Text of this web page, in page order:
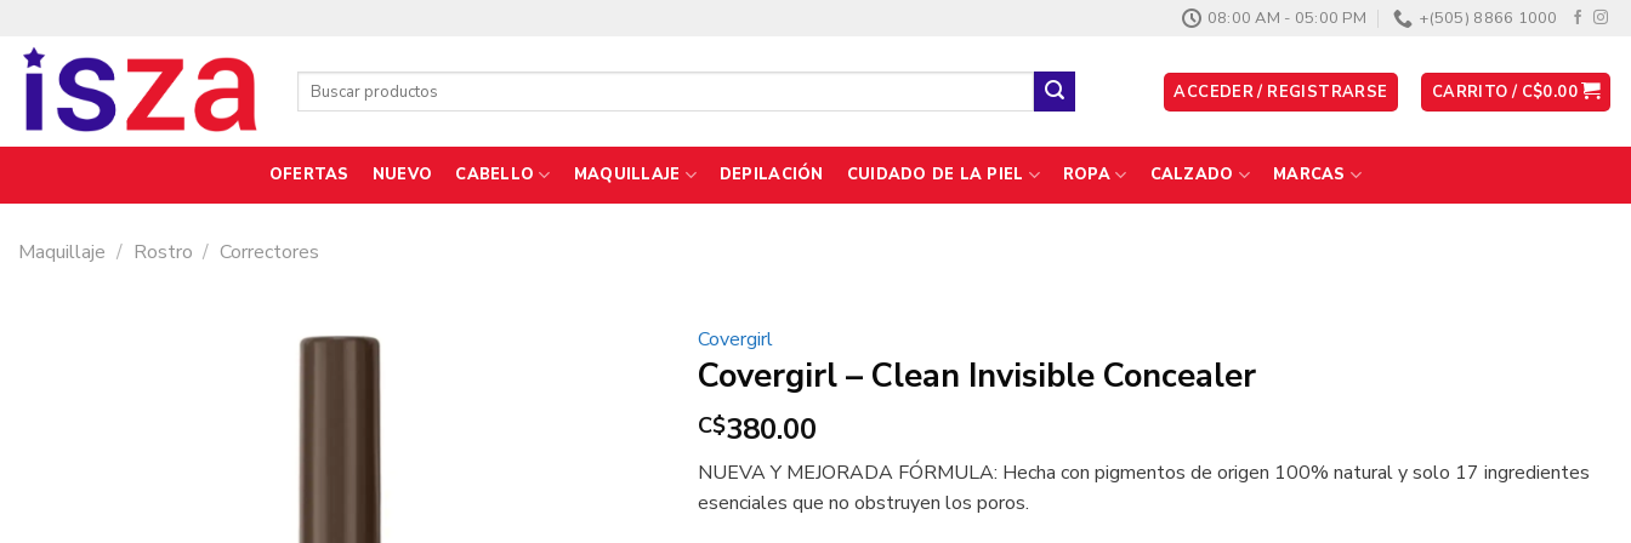
contenido
08:00 AM - 05:00 PM +(505) 8866 1000
Buscar
ACCEDER / REGISTRARSE CARRITO / C$0.00
OFERTAS NUEVO CABELLO MAQUILLAJE DEPILACIÓN CUIDADO DE LA PIEL ROPA CALZADO MARCAS
Maquillaje / Rostro / Correctores
Covergirl
Covergirl – Clean Invisible Concealer
C$380.00
NUEVA Y MEJORADA FÓRMULA: Hecha con pigmentos de origen 100% natural y solo 17 ingredientes
esenciales que no obstruyen los poros.